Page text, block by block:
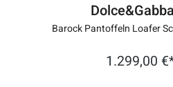
Barock Pantoffeln Loafer
1.299,00